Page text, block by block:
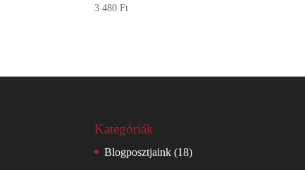
3 480Ft
Kategóriák
Blogposztjaink (18)